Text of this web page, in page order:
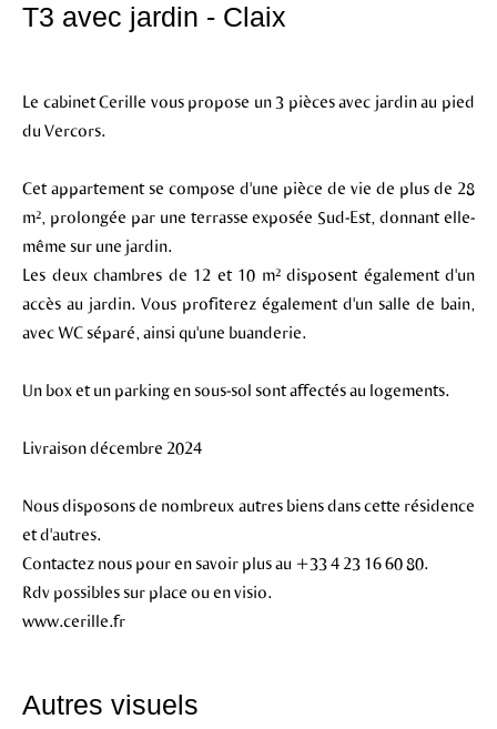
T3 avec jardin - Claix
Le cabinet Cerille vous propose un 3 pièces avec jardin au pied
du Vercors.
Cet appartement se compose d'une pièce de vie de plus de 28
m², prolongée par une terrasse exposée Sud-Est, donnant elle-
même sur une jardin.
Les deux chambres de 12 et 10 m² disposent également d'un
accès au jardin. Vous profiterez également d'un salle de bain,
avec WC séparé, ainsi qu'une buanderie.
Un box et un parking en sous-sol sont affectés au logements.
Livraison décembre 2024
Nous disposons de nombreux autres biens dans cette résidence
et d'autres.
Contactez nous pour en savoir plus au +33 4 23 16 60 80.
Rdv possibles sur place ou en visio.
www.cerille.fr
Autres visuels